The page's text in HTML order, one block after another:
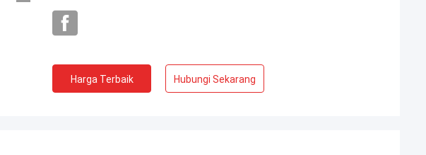
Harga Terbaik Hubungi Sekarang